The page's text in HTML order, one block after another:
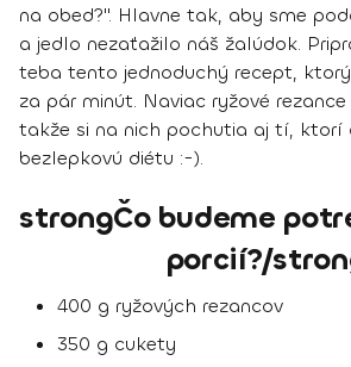
na obed?". Hlavne tak, aby sme
a jedlo nezaťažilo náš žalúdok.
teba tento jednoduchý recept,
za pár minút. Naviac ryžové
takže si na nich pochutia aj tí, ktorí
bezlepkovú diétu :-).
strongČo budeme
porcií?/
400 g ryžových rezancov
350 g cukety